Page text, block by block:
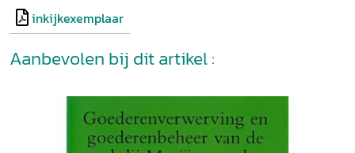
inkijkexemplaar
Aanbevolen bij dit artikel :